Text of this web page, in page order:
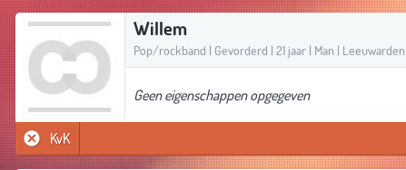
Willem
Pop/rockband | Gevorderd | 21 jaar | Man | Leeuwarden
Geen eigenschappen opgegeven
KvK